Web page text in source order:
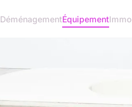
DéménagementÉquipementImmo